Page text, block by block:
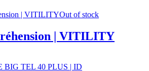
Out of stock
| VITILITY